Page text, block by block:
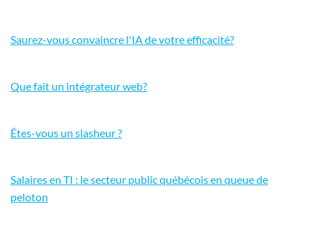
Saurez-vous convaincre l'IA de votre efficacité?
Que fait un intégrateur web?
Êtes-vous un slasheur ?
Salaires en TI : le secteur public québécois en queue de
peloton